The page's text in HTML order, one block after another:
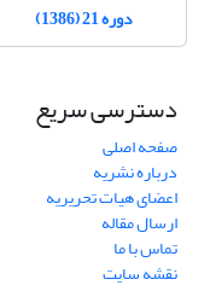
دوره 21 (1386)
دسترسی سریع
صفحه اصلی
درباره نشریه
اعضای هیات تحریریه
ارسال مقاله
تماس با ما
نقشه سایت